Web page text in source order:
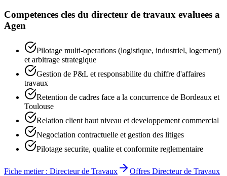
Competences cles du directeur de travaux evaluees a
Agen
Pilotage multi-operations (logistique, industriel, logement)
et arbitrage strategique
Gestion de P&L et responsabilite du chiffre d'affaires
travaux
Retention de cadres face a la concurrence de Bordeaux et
Toulouse
Relation client haut niveau et developpement commercial
Negociation contractuelle et gestion des litiges
Pilotage securite, qualite et conformite reglementaire
Fiche metier : Directeur de Travaux Offres Directeur de Travaux